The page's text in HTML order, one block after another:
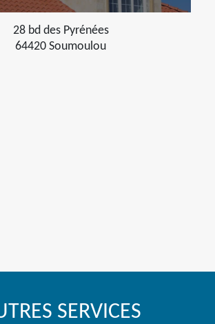
28 bd des Pyrénées
64420 Soumoulou
SERVICES